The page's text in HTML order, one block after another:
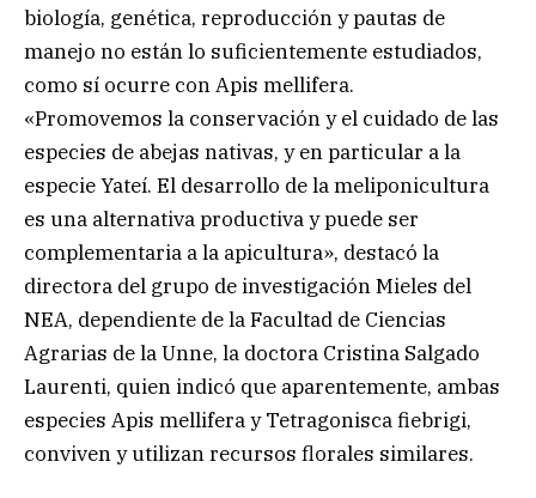
biología, genética, reproducción y pautas de
manejo no están lo suficientemente estudiados,
como sí ocurre con Apis mellifera.
«Promovemos la conservación y el cuidado de las
especies de abejas nativas, y en particular a la
especie Yateí. El desarrollo de la meliponicultura
es una alternativa productiva y puede ser
complementaria a la apicultura», destacó la
directora del grupo de investigación Mieles del
NEA, dependiente de la Facultad de Ciencias
Agrarias de la Unne, la doctora Cristina Salgado
Laurenti, quien indicó que aparentemente, ambas
especies Apis mellifera y Tetragonisca fiebrigi,
conviven y utilizan recursos florales similares.